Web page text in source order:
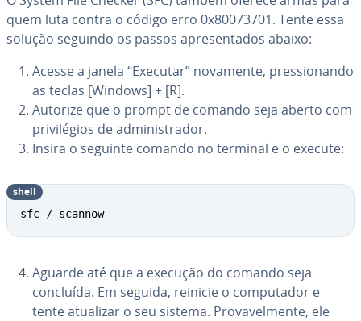
quem luta contra o código erro 0x80073701. Tente essa
solução seguindo os passos apre­sen­ta­dos abaixo:
Acesse a janela “Executar” novamente, pres­si­o­nando
as teclas [Windows] + [R].
Autorize que o prompt de comando seja aberto com
pri­vi­lé­gios de ad­mi­nis­tra­dor.
Insira o seguinte comando no terminal e o execute:
sfc / scannow
shell
Aguarde até que a execução do comando seja
concluída. Em seguida, reinicie o com­pu­ta­dor e
tente atualizar o seu sistema. Pro­va­vel­mente, ele